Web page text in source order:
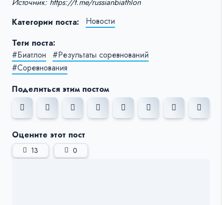
Категории поста:
Новости
Теги поста:
#Биатлон
#Результаты соревнований
#Соревнования
Поделиться этим постом
Оцените этот пост
13 0